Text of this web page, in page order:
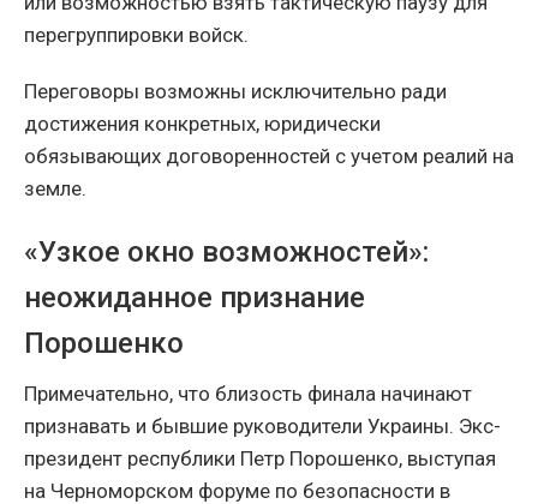
перегруппировки войск.
Переговоры возможны исключительно ради
достижения конкретных, юридически
обязывающих договоренностей с учетом реалий на
земле.
«Узкое окно возможностей»:
неожиданное признание
Порошенко
Примечательно, что близость финала начинают
признавать и бывшие руководители Украины. Экс-
президент республики Петр Порошенко, выступая
на Черноморском форуме по безопасности в